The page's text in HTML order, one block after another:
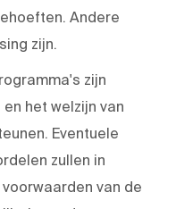
Andere
zijn.
zijn
het welzijn van
Eventuele
zullen in
van de